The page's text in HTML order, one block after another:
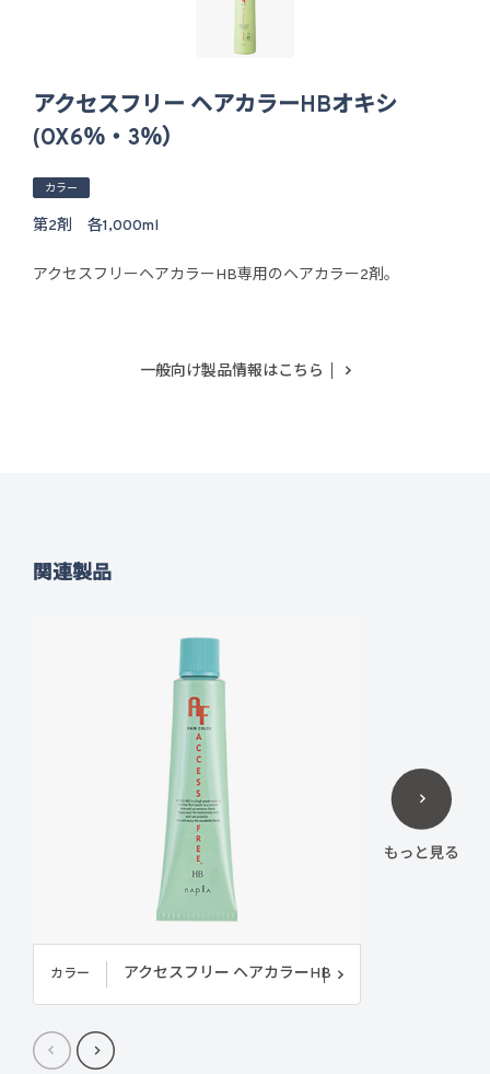
アクセスフリー ヘアカラーHBオキシ
(OX6％・3％）
カラー
第2剤 各1,000ml
アクセスフリーヘアカラーHB専用のヘアカラー2剤。
一般向け製品情報はこちら
関連製品
カラー アクセスフリー ヘアカラーHB